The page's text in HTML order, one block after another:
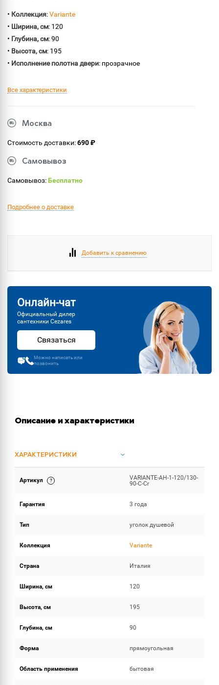
• Коллекция:Variante
• Ширина, см: 120
• Глубина, см: 90
• Высота, см: 195
• Исполнение полотна двери: прозрачное
Все характеристики
Москва
Стоимость доставки:690 ₽
Самовывоз
Самовывоз:Бесплатно
Подробнее о доставке
Добавить к сравнению
Онлайн-чат
Официальный дилер
сантехники Cezares
Связаться
Можно написать или
позвонить
Описание и характеристики
ХАРАКТЕРИСТИКИ
ОБЪЕМ ПОСТАВКИ
Артикул
VARIANTE-AH-1-120/130-
90-C-Cr
Гарантия 3 года
Тип уголок душевой
Коллекция Variante
Страна Италия
Ширина, см 120
Высота, см 195
Глубина, см 90
Форма прямоугольная
Область применения бытовая